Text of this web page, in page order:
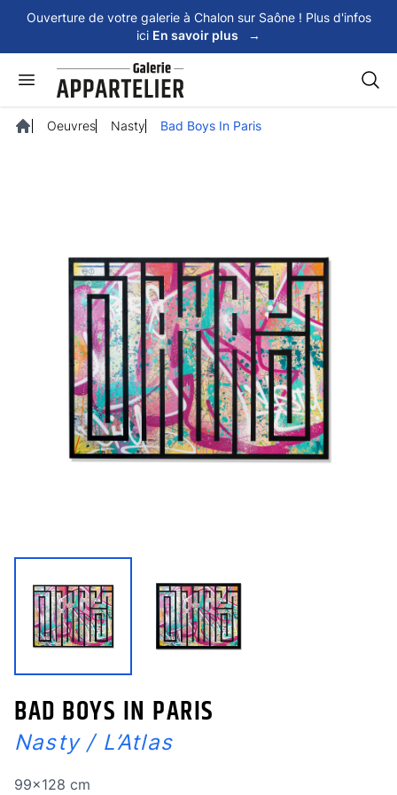
Ouverture de votre galerie à Chalon sur Saône ! Plus d'infos
ici En savoir plus →
Oeuvres Nasty Bad Boys In Paris
BAD BOYS IN PARIS
Nasty / L’Atlas
Dimensions
99x128 cm
Panneau de gestion des cookies